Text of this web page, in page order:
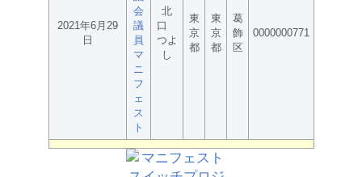
2021年6月29
日
会
議
員
マ
ニ
フ
ェ
ス
ト
北
口
つよ
し
東
京
都
東
京
都
葛
飾
区
0000000771